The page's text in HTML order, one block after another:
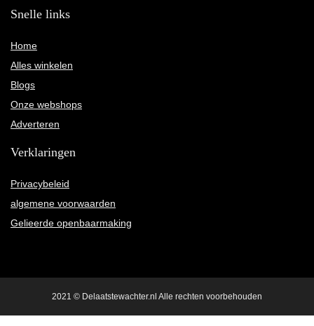
Snelle links
Home
Alles winkelen
Blogs
Onze webshops
Adverteren
Verklaringen
Privacybeleid
algemene voorwaarden
Gelieerde openbaarmaking
2021 © Delaatstewachter.nl Alle rechten voorbehouden